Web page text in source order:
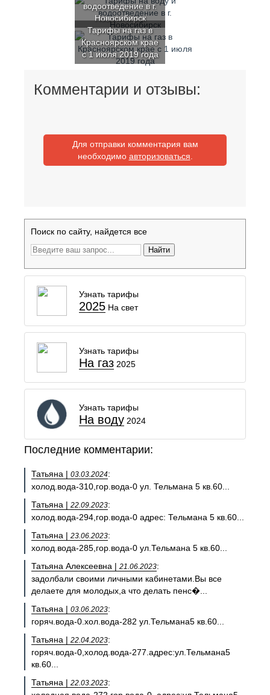
водоотведение в г.
Новосибирск
Тарифы на газ в
Красноярском крае
с 1 июля 2019 года
Комментарии и отзывы:
Для отправки комментария вам
необходимо авторизоваться
Поиск по сайту, найдется все
Найти
Узнать тарифы
2025 На свет
Узнать тарифы
На газ 2025
Узнать тарифы
На воду 2024
Последние комментарии:
Татьяна | 03.03.2024:
холод.вода-310,гор.вода-0 ул. Тельмана 5 кв.60...
Татьяна | 22.09.2023:
холод.вода-294,гор.вода-0 адрес: Тельмана 5 кв.60...
Татьяна | 23.06.2023:
холод.вода-285,гор.вода-0 ул.Тельмана 5 кв.60...
Татьяна Алексеевна | 21.06.2023:
задолбали своими личными кабинетами.Вы все
делаете для молодых,а что делать пенс�...
Татьяна | 03.06.2023:
горяч.вода-0.хол.вода-282 ул.Тельмана5 кв.60...
Татьяна | 22.04.2023:
горяч.вода-0,холод.вода-277.адрес:ул.Тельмана5
кв.60...
Татьяна | 22.03.2023: